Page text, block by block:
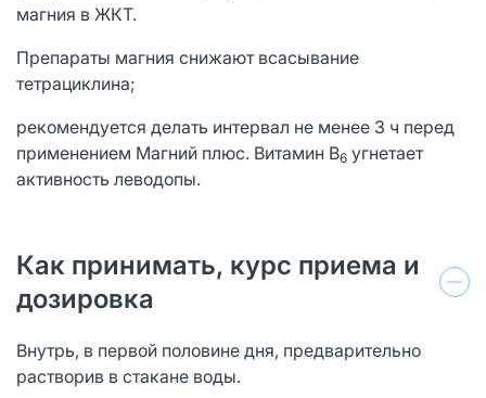
магния в ЖКТ.
Препараты магния снижают всасывание
тетрациклина;
рекомендуется делать интервал не менее 3 ч перед
применением Магний плюс. Витамин В6 угнетает
активность леводопы.
Как принимать, курс приема и
дозировка
Внутрь, в первой половине дня, предварительно
растворив в стакане воды.